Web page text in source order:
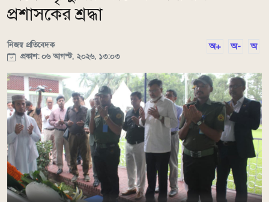
প্রশাসকের শ্রদ্ধা
নিজস্ব প্রতিবেদক
প্রকাশ: ০৬ আগস্ট, ২০২৬, ১৩:০৩
অ+ অ- অ